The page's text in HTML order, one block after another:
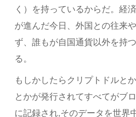
く）を持っているからだ。経
が進んだ今日、外国との往来
ず、誰もが自国通貨以外を持
る。
もしかしたらクリプトドルと
とかが発行されてすべてがブ
に記録され,そのデータを世界